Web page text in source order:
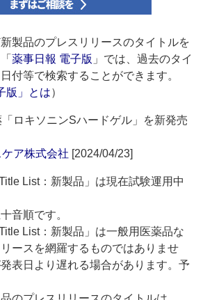
製品のプレスリリースのタイトルを
薬事日報 電子版 」では、過去のタイ
付等で検索することができます。
版」とは）
ロキソニンSハードゲル」を新発売
ア株式会社 [2024/04/23]
List：新製品」は現在試験運用中
音順です。
List：新製品」は一般用医薬品な
ースを網羅するものではありませ
表日より遅れる場合があります。予